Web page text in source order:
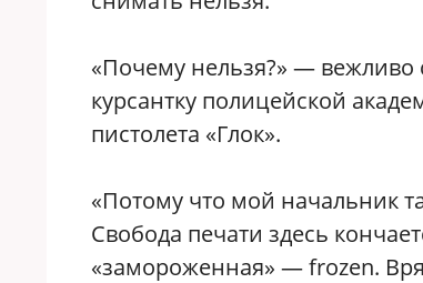
«Почему нельзя?» — вежливо
курсантку полицейской
пистолета «Глок».
«Потому что мой начальник
Свобода печати здесь
«замороженная» — frozen.